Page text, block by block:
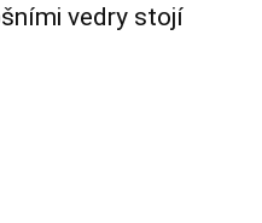
vedry stojí